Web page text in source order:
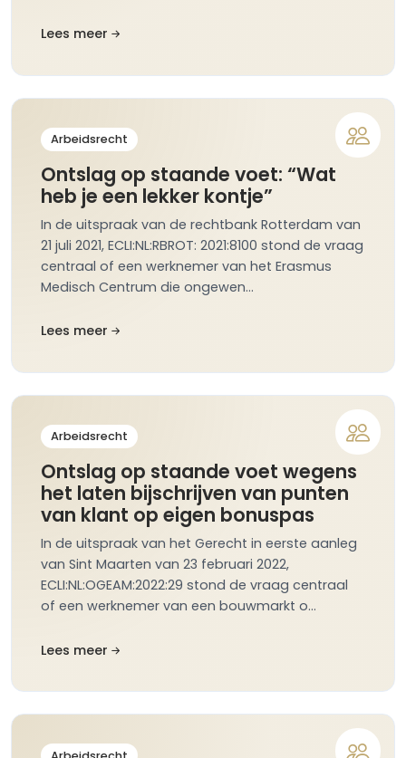
Lees meer
Arbeidsrecht
Ontslag op staande voet: “Wat
heb je een lekker kontje”
In de uitspraak van de rechtbank Rotterdam van
21 juli 2021, ECLI:NL:RBROT: 2021:8100 stond de vraag
centraal of een werknemer van het Erasmus
Medisch Centrum die ongewen…
Lees meer
Arbeidsrecht
Ontslag op staande voet wegens
het laten bijschrijven van punten
van klant op eigen bonuspas
In de uitspraak van het Gerecht in eerste aanleg
van Sint Maarten van 23 februari 2022,
ECLI:NL:OGEAM:2022:29 stond de vraag centraal
of een werknemer van een bouwmarkt o…
Lees meer